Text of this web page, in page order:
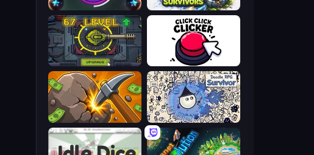
Tower Core Survivors
Revolution Idle X
Click Click Clicker
Tank Evolution
Doodle RPG Survivor
Mine Clicker